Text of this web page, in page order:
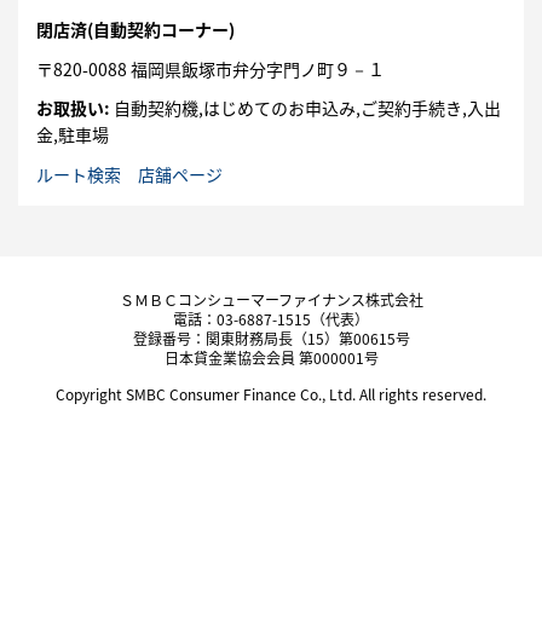
閉店済(自動契約コーナー)
〒820-0088 福岡県飯塚市弁分字門ノ町９－１
お取扱い: 自動契約機,はじめてのお申込み,ご契約手続き,入出
金,駐車場
ルート検索
店舗ページ
ＳＭＢＣコンシューマーファイナンス株式会社
電話：03-6887-1515（代表）
登録番号：関東財務局長（15）第00615号
日本貸金業協会会員 第000001号
Copyright SMBC Consumer Finance Co., Ltd. All rights reserved.